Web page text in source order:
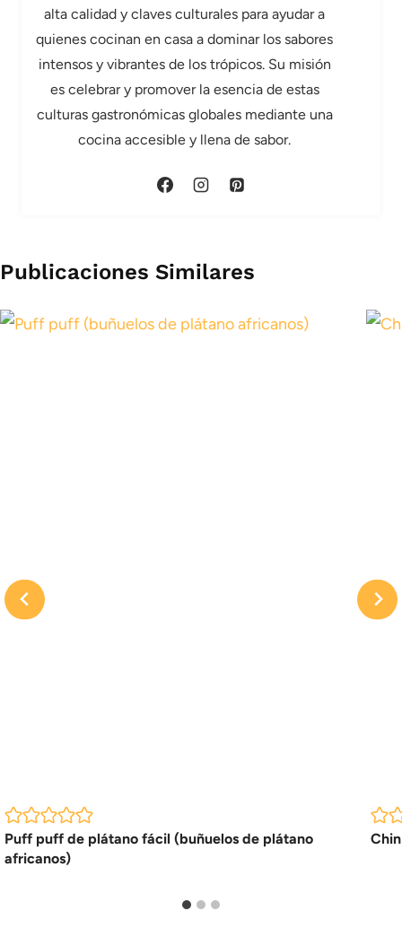
alta calidad y claves culturales para ayudar a
quienes cocinan en casa a dominar los sabores
intensos y vibrantes de los trópicos. Su misión
es celebrar y promover la esencia de estas
culturas gastronómicas globales mediante una
cocina accesible y llena de sabor.
Publicaciones Similares
Puff puff de plátano fácil (buñuelos de plátano
africanos)